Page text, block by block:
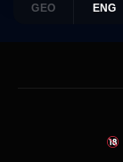
GEO ENG